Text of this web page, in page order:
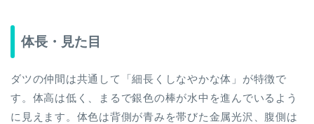
体長・見た目
ダツの仲間は共通して「細長くしなやかな体」が特徴で
す。体高は低く、まるで銀色の棒が水中を進んでいるよう
に見えます。体色は背側が青みを帯びた金属光沢、腹側は